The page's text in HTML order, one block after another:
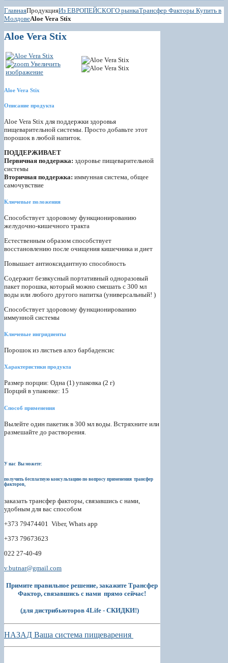
ГлавнаяПродукцияИз ЕВРОПЕЙСКОГО рынкаТрансфер Факторы Купить в
МолдовеAloe Vera Stix
Aloe Vera Stix
Увеличить
изображение
Aloe Vera Stix
Описание продукта
Aloe Vera Stix для поддержки здоровья
пищеварительной системы. Просто добавьте этот
порошок в любой напиток.
ПОДДЕРЖИВАЕТ
Первичная поддержка: здоровье пищеварительной
системы
Вторичная поддержка: иммунная система, общее
самочувствие
Ключевые положения
Способствует здоровому функционированию
желудочно-кишечного тракта
Естественным образом способствует
восстановлению после очищения кишечника и диет
Повышает антиоксидантную способность
Содержит безвкусный портативный одноразовый
пакет порошка, который можно смешать с 300 мл
воды или любого другого напитка (универсальный! )
Способствует здоровому функционированию
иммунной системы
Ключевые ингридиенты
Порошок из листьев алоэ барбаденсис
Характеристики продукта
Размер порции: Одна (1) упаковка (2 г)
Порций в упаковке: 15
Способ применения
Вылейте один пакетик в 300 мл воды. Встряхните или
размешайте до растворения.
У нас Вы можете:
получить бесплатную консультацию по вопросу применения трансфер
факторов,
заказать трансфер факторы, связавшись с нами,
удобным для вас способом
+373 79474401 Viber, Whats app
+373 79673623
022 27-40-49
v.butnar@gmail.com
Примите правильное решение, закажите Трансфер
Фактор, связавшись с нами прямо сейчас!
(для дистрибьюторов 4Life - СКИДКИ!)
НАЗАД Ваша система пищеварения